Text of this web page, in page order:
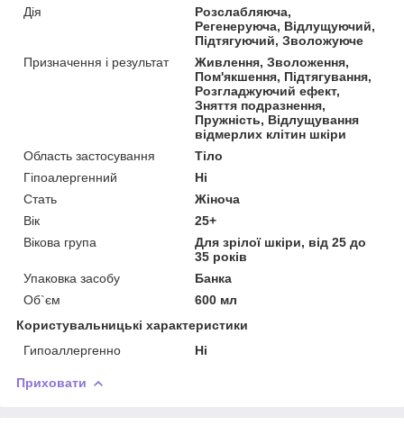
Дія
Розслабляюча,
Регенеруюча, Відлущуючий,
Підтягуючий, Зволожуюче
Призначення і результат
Живлення, Зволоження,
Пом'якшення, Підтягування,
Розгладжуючий ефект,
Зняття подразнення,
Пружність, Відлущування
відмерлих клітин шкіри
Область застосування
Тіло
Гіпоалергенний
Ні
Стать
Жіноча
Вік
25+
Вікова група
Для зрілої шкіри, від 25 до
35 років
Упаковка засобу
Банка
Об`єм
600 мл
Користувальницькі характеристики
Гипоаллергенно
Ні
Приховати